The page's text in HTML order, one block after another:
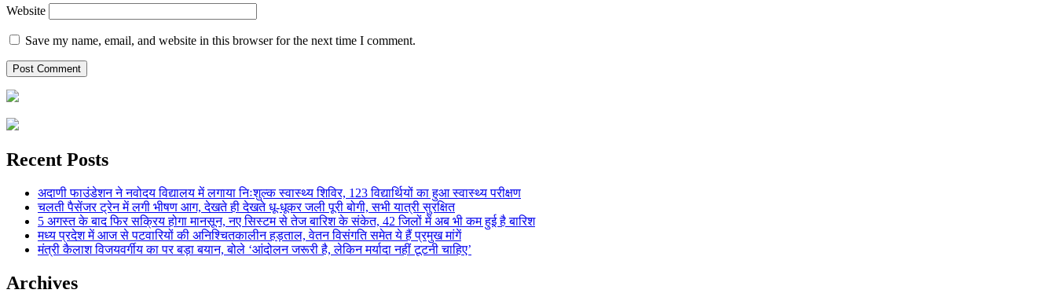
Website
Save my name, email, and website in this browser for the next time I comment.
Recent Posts
अदाणी फाउंडेशन ने नवोदय विद्यालय में लगाया निःशुल्क स्वास्थ्य शिविर, 123 विद्यार्थियों का हुआ स्वास्थ्य परीक्षण
चलती पैसेंजर ट्रेन में लगी भीषण आग, देखते ही देखते धू-धूकर जली पूरी बोगी, सभी यात्री सुरक्षित
5 अगस्त के बाद फिर सक्रिय होगा मानसून, नए सिस्टम से तेज बारिश के संकेत, 42 जिलों में अब भी कम हुई है बारिश
मध्य प्रदेश में आज से पटवारियों की अनिश्चितकालीन हड़ताल, वेतन विसंगति समेत ये हैं प्रमुख मांगें
मंत्री कैलाश विजयवर्गीय का पर बड़ा बयान, बोले ‘आंदोलन जरूरी है, लेकिन मर्यादा नहीं टूटनी चाहिए’
Archives